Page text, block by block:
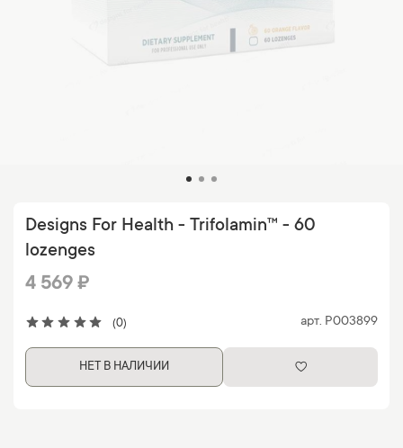
(0) арт. P003899
Designs For Health - Trifolamin™ - 60
lozenges
4 569 ₽
НЕТ В НАЛИЧИИ